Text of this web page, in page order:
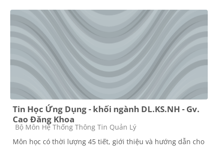
Tin Học Ứng Dụng - khối ngành DL.KS.NH - Gv.
Cao Đăng Khoa
Course category
Bộ Môn Hệ Thống Thông Tin Quản Lý
Môn học có thời lượng 45 tiết, giới thiệu và hướng dẫn cho